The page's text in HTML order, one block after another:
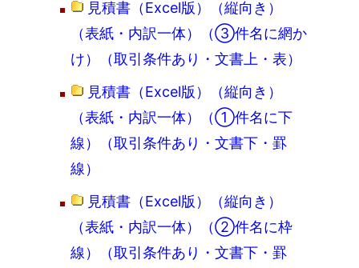
見積書（Excel版）（縦向き）
（表紙・内訳一体）（③件名に網か
け）（取引条件あり・文書上・表）
見積書（Excel版）（縦向き）
（表紙・内訳一体）（①件名に下
線）（取引条件あり・文書下・罫
線）
見積書（Excel版）（縦向き）
（表紙・内訳一体）（②件名に枠
線）（取引条件あり・文書下・罫